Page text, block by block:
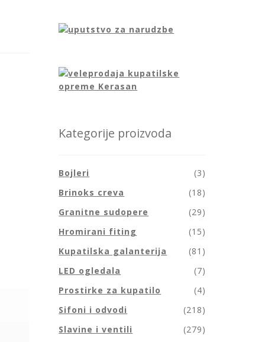
Kategorije proizvoda
Bojleri
(3)
Brinoks creva
(18)
Granitne sudopere
(29)
Hromirani fiting
(15)
Kupatilska galanterija
(81)
LED ogledala
(7)
Prostirke za kupatilo
(4)
Sifoni i odvodi
(218)
Slavine i ventili
(279)